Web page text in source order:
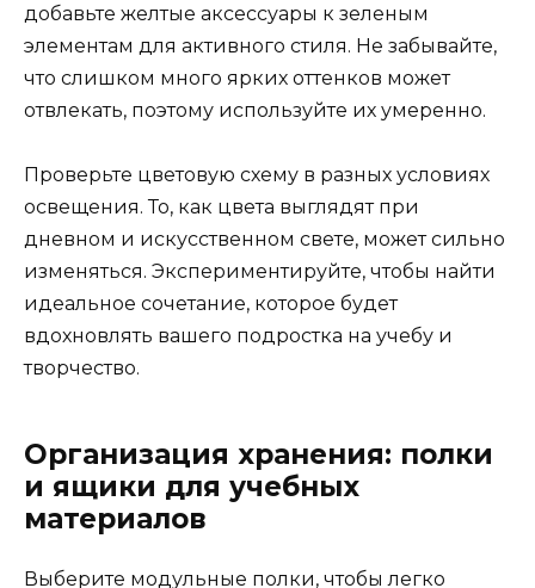
добавьте желтые аксессуары к зеленым
элементам для активного стиля. Не забывайте,
что слишком много ярких оттенков может
отвлекать, поэтому используйте их умеренно.
Проверьте цветовую схему в разных условиях
освещения. То, как цвета выглядят при
дневном и искусственном свете, может сильно
изменяться. Экспериментируйте, чтобы найти
идеальное сочетание, которое будет
вдохновлять вашего подростка на учебу и
творчество.
Организация хранения: полки
и ящики для учебных
материалов
Выберите модульные полки, чтобы легко